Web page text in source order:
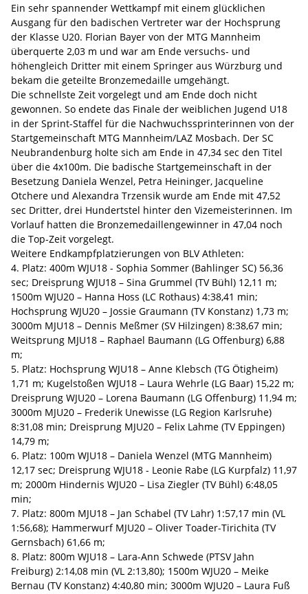
Ein sehr spannender Wettkampf mit einem glücklichen
Ausgang für den badischen Vertreter war der Hochsprung
der Klasse U20. Florian Bayer von der MTG Mannheim
überquerte 2,03 m und war am Ende versuchs- und
höhengleich Dritter mit einem Springer aus Würzburg und
bekam die geteilte Bronzemedaille umgehängt.
Die schnellste Zeit vorgelegt und am Ende doch nicht
gewonnen. So endete das Finale der weiblichen Jugend U18
in der Sprint-Staffel für die Nachwuchssprinterinnen von der
Startgemeinschaft MTG Mannheim/LAZ Mosbach. Der SC
Neubrandenburg holte sich am Ende in 47,34 sec den Titel
über die 4x100m. Die badische Startgemeinschaft in der
Besetzung Daniela Wenzel, Petra Heininger, Jacqueline
Otchere und Alexandra Trzensik wurde am Ende mit 47,52
sec Dritter, drei Hundertstel hinter den Vizemeisterinnen. Im
Vorlauf hatten die Bronzemedaillengewinner in 47,04 noch
die Top-Zeit vorgelegt.
Weitere Endkampfplatzierungen von BLV Athleten:
4. Platz: 400m WJU18 - Sophia Sommer (Bahlinger SC) 56,36
sec; Dreisprung WJU18 – Sina Grummel (TV Bühl) 12,11 m;
1500m WJU20 – Hanna Hoss (LC Rothaus) 4:38,41 min;
Hochsprung WJU20 – Jossie Graumann (TV Konstanz) 1,73 m;
3000m MJU18 – Dennis Meßmer (SV Hilzingen) 8:38,67 min;
Weitsprung MJU18 – Raphael Baumann (LG Offenburg) 6,88
m;
5. Platz: Hochsprung WJU18 – Anne Klebsch (TG Ötigheim)
1,71 m; Kugelstoßen WJU18 – Laura Wehrle (LG Baar) 15,22 m;
Dreisprung WJU20 – Lorena Baumann (LG Offenburg) 11,94 m;
3000m MJU20 – Frederik Unewisse (LG Region Karlsruhe)
8:31,08 min; Dreisprung MJU20 – Felix Lahme (TV Eppingen)
14,79 m;
6. Platz: 100m WJU18 – Daniela Wenzel (MTG Mannheim)
12,17 sec; Dreisprung WJU18 - Leonie Rabe (LG Kurpfalz) 11,97
m; 2000m Hindernis WJU20 – Lisa Ziegler (TV Bühl) 6:48,05
min;
7. Platz: 800m MJU18 – Jan Schabel (TV Lahr) 1:57,17 min (VL
1:56,68); Hammerwurf MJU20 – Oliver Toader-Tirichita (TV
Gernsbach) 61,66 m;
8. Platz: 800m WJU18 – Lara-Ann Schwede (PTSV Jahn
Freiburg) 2:14,08 min (VL 2:13,80); 1500m WJU20 – Meike
Bernau (TV Konstanz) 4:40,80 min; 3000m WJU20 – Laura Fuß